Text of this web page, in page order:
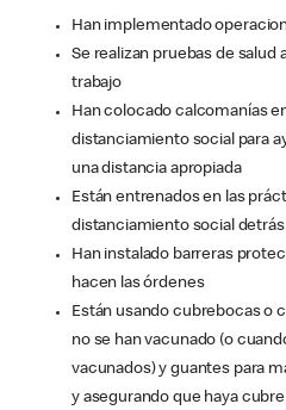
Han implementado
Se realizan pruebas de
trabajo
Han colocado calcomanías
distanciamiento social para
una distancia apropiada
Están entrenados en las
distanciamiento social
Han instalado barreras
hacen las órdenes
Están usando cubrebocas o
no se han vacunado (o
vacunados) y guantes para
y asegurando que haya